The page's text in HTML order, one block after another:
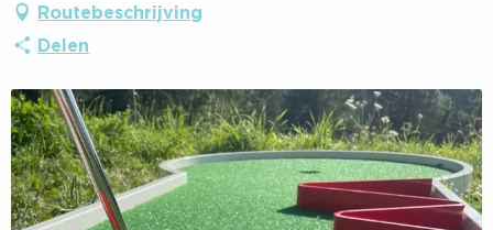
Routebeschrijving
Delen